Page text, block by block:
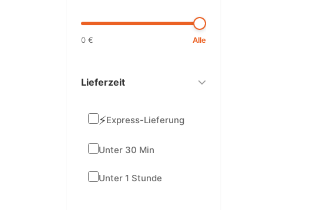
0 € Alle
Lieferzeit
⚡Express-Lieferung
Unter 30 Min
Unter 1 Stunde